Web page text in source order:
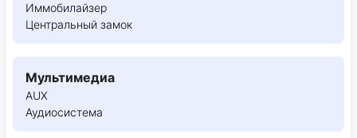
Иммобилайзер
Центральный замок
Мультимедиа
AUX
Аудиосистема